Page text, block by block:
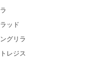
ッド
グリラ
レジス